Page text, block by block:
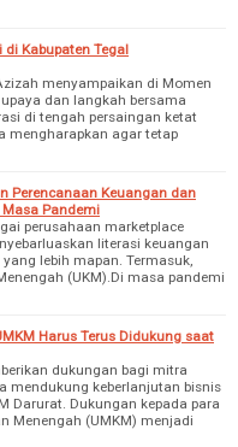
Kabupaten Tegal
menyampaikan di Momen
dan langkah bersama
di tengah persaingan ketat
mengharapkan agar tetap
Perencanaan Keuangan dan
Pandemi
perusahaan marketplace
literasi keuangan
lebih mapan. Termasuk,
(UKM).Di masa pandemi
Harus Terus Didukung saat
dukungan bagi mitra
mendukung keberlanjutan bisnis
Darurat. Dukungan kepada para
Menengah (UMKM) menjadi